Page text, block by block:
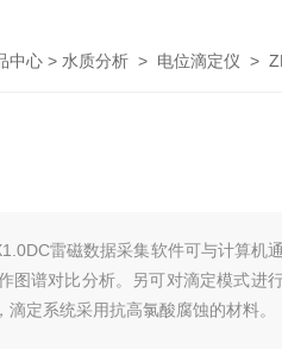
中心 > 水质分析 > 电位滴定仪 >
雷磁数据采集软件可与计算机
图谱对比分析。另可对滴定模式进
定系统采用抗高氯酸腐蚀的材料。